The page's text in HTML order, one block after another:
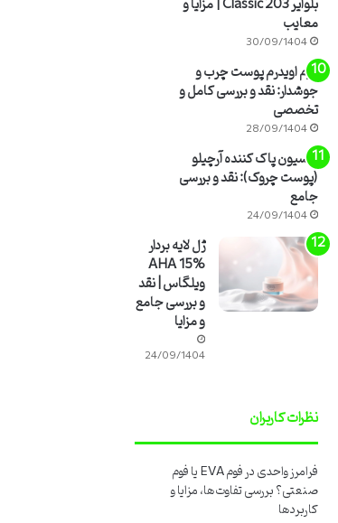
معایب
30/09/1404
کرم اویدرم پوست چرب و
جوشدار: نقد و بررسی کامل و
تخصصی
28/09/1404
لوسیون پاک کننده آرچیلو
(پوست چروک): نقد و بررسی
جامع
24/09/1404
ژل لایه بردار
AHA 15%
ویلگاس | نقد
و بررسی جامع
و مزایا
24/09/1404
نظرات کاربران
فرامرز واحدیدر فوم EVA یا فوم
صنعتی؟ بررسی تفاوت‌ها، مزایا و
کاربردها